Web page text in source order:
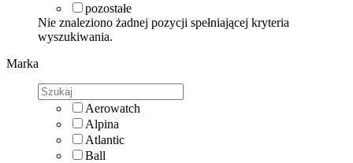
pozostałe
Nie znaleziono żadnej pozycji spełniającej kryteria
wyszukiwania.
Marka
Aerowatch
Alpina
Atlantic
Ball